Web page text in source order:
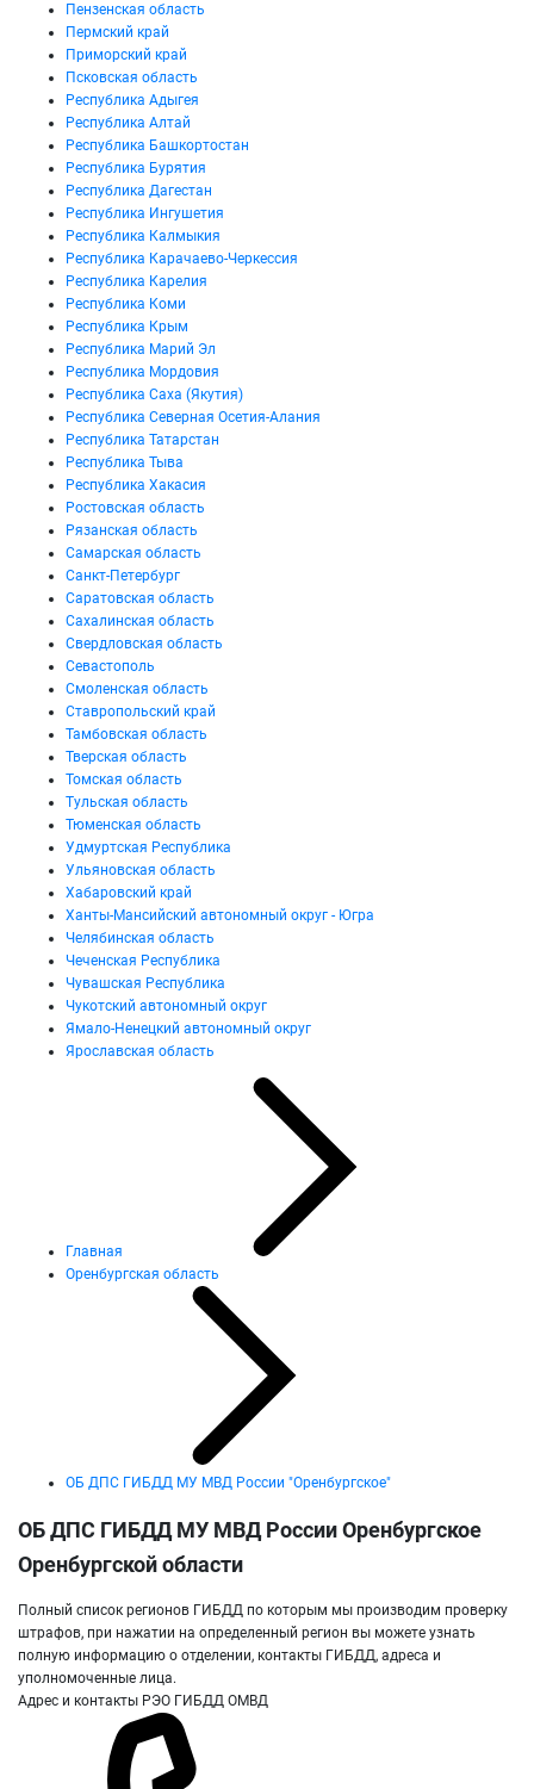
Пензенская область
Пермский край
Приморский край
Псковская область
Республика Адыгея
Республика Алтай
Республика Башкортостан
Республика Бурятия
Республика Дагестан
Республика Ингушетия
Республика Калмыкия
Республика Карачаево-Черкессия
Республика Карелия
Республика Коми
Республика Крым
Республика Марий Эл
Республика Мордовия
Республика Саха (Якутия)
Республика Северная Осетия-Алания
Республика Татарстан
Республика Тыва
Республика Хакасия
Ростовская область
Рязанская область
Самарская область
Санкт-Петербург
Саратовская область
Сахалинская область
Свердловская область
Севастополь
Смоленская область
Ставропольский край
Тамбовская область
Тверская область
Томская область
Тульская область
Тюменская область
Удмуртская Республика
Ульяновская область
Хабаровский край
Ханты-Мансийский автономный округ - Югра
Челябинская область
Чеченская Республика
Чувашская Республика
Чукотский автономный округ
Ямало-Ненецкий автономный округ
Ярославская область
Главная
Оренбургская область
ОБ ДПС ГИБДД МУ МВД России "Оренбургское"
ОБ ДПС ГИБДД МУ МВД России Оренбургское
Оренбургской области
Полный список регионов ГИБДД по которым мы производим проверку
штрафов, при нажатии на определенный регион вы можете узнать
полную информацию о отделении, контакты ГИБДД, адреса и
уполномоченные лица.
Адрес и контакты РЭО ГИБДД ОМВД